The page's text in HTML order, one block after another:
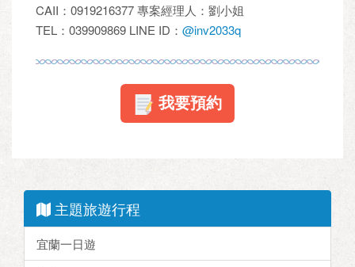
CAII：0919216377 專案經理人：劉小姐
TEL：039909869 LINE ID： @inv2033q
我要預約
主題旅遊行程
宜蘭一日遊